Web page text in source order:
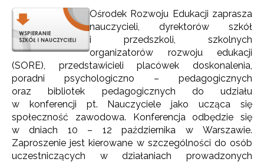
Ośrodek Rozwoju Edukacji zaprasza
nauczycieli, dyrektorów szkół
i przedszkoli, szkolnych
organizatorów rozwoju edukacji
(SORE), przedstawicieli placówek doskonalenia,
poradni psychologiczno – pedagogicznych
oraz bibliotek pedagogicznych do udziału
w konferencji pt. Nauczyciele jako ucząca się
społeczność zawodowa. Konferencja odbędzie się
w dniach 10 – 12 października w Warszawie.
Zaproszenie jest kierowane w szczególności do osób
uczestniczących w działaniach prowadzonych